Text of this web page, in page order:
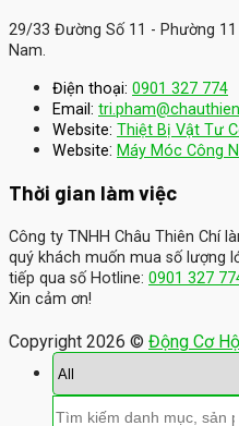
29/33 Đường Số 11 - Phường
Nam.
Điện thoại: 0901 327 774
Email:
Website: Thiệt Bị Vật Tư
Website: Máy Móc Công
Thời gian làm việc
Công ty TNHH Châu Thiên Chí
quý khách muốn mua số lượng
tiếp qua số Hotline: 0901 327
Xin cảm ơn!
Copyright 2026 © Động Cơ